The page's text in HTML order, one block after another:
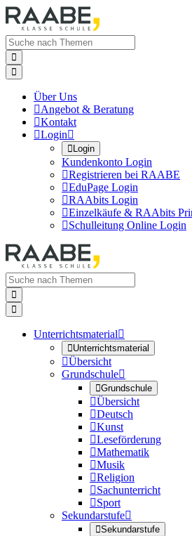


Über Uns
Angebot & Beratung
Kontakt
Login
 Login
Kundenkonto Login
Registrieren bei RAABE
EduPage Login
RAAbits Login
Einzelkäufe & RAAbits
Schulleitung Online Login


Unterrichtsmaterial
 Unterrichtsmaterial
Übersicht
Grundschule
Grundschule
Übersicht
Deutsch
Kunst
Leseförderung
Mathematik
Musik
Religion
Sachunterricht
Sport
Sekundarstufe
Sekundarstufe